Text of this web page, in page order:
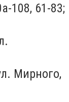
108, 61-83;
Мирного,